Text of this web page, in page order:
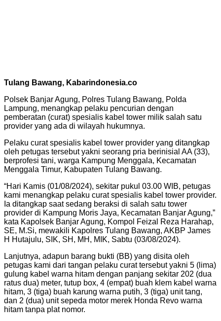
Tulang Bawang, Kabarindonesia.co
Polsek Banjar Agung, Polres Tulang Bawang, Polda
Lampung, menangkap pelaku pencurian dengan
pemberatan (curat) spesialis kabel tower milik salah satu
provider yang ada di wilayah hukumnya.
Pelaku curat spesialis kabel tower provider yang ditangkap
oleh petugas tersebut yakni seorang pria berinisial AA (33),
berprofesi tani, warga Kampung Menggala, Kecamatan
Menggala Timur, Kabupaten Tulang Bawang.
“Hari Kamis (01/08/2024), sekitar pukul 03.00 WIB, petugas
kami menangkap pelaku curat spesialis kabel tower provider.
Ia ditangkap saat sedang beraksi di salah satu tower
provider di Kampung Moris Jaya, Kecamatan Banjar Agung,”
kata Kapolsek Banjar Agung, Kompol Feizal Reza Harahap,
SE, M.Si, mewakili Kapolres Tulang Bawang, AKBP James
H Hutajulu, SIK, SH, MH, MIK, Sabtu (03/08/2024).
Lanjutnya, adapun barang bukti (BB) yang disita oleh
petugas kami dari tangan pelaku curat tersebut yakni 5 (lima)
gulung kabel warna hitam dengan panjang sekitar 202 (dua
ratus dua) meter, tutup box, 4 (empat) buah klem kabel warna
hitam, 3 (tiga) buah karung warna putih, 3 (tiga) unit tang,
dan 2 (dua) unit sepeda motor merek Honda Revo warna
hitam tanpa plat nomor.